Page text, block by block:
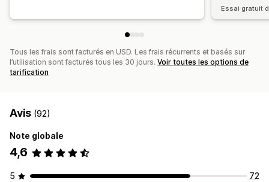
Essai gratuit
Tous les frais sont facturés en USD. Les frais récurrents et basés sur
l’utilisation sont facturés tous les 30 jours. Voir toutes les options de
tarification
Avis (92)
Note globale
4,6
5
72